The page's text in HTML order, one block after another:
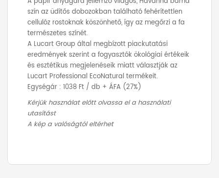
szín az üdítős dobozokban található fehérítettlen
cellulóz rostoknak köszönhető, így az megőrzi a fa
természetes színét.
A Lucart Group által megbízott piackutatási
eredmények szerint a fogyasztók ökológiai értékeik
és esztétikus megjelenéseik miatt választják az
Lucart Professional EcoNatural termékeit.
Egységár : 1038 Ft / db + ÁFA (27%)
Kérjük használat előtt olvassa el a használati
utasítást
A kép a valóságtól eltérhet